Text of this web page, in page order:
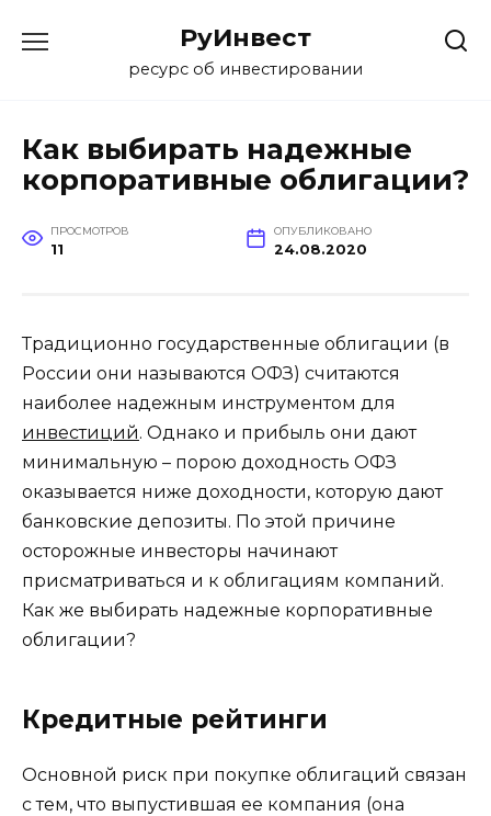
РуИнвест
ресурс об инвестировании
Как выбирать надежные
корпоративные облигации?
ПРОСМОТРОВ
11
ОПУБЛИКОВАНО
24.08.2020
Традиционно государственные облигации (в
России они называются ОФЗ) считаются
наиболее надежным инструментом для
инвестиций. Однако и прибыль они дают
минимальную – порою доходность ОФЗ
оказывается ниже доходности, которую дают
банковские депозиты. По этой причине
осторожные инвесторы начинают
присматриваться и к облигациям компаний.
Как же выбирать надежные корпоративные
облигации?
Кредитные рейтинги
Основной риск при покупке облигаций связан
с тем, что выпустившая ее компания (она